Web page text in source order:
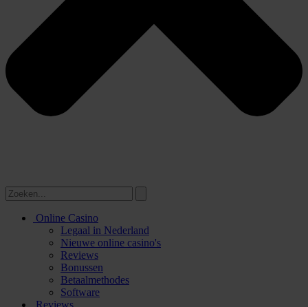
Online Casino
Legaal in Nederland
Nieuwe online casino's
Reviews
Bonussen
Betaalmethodes
Software